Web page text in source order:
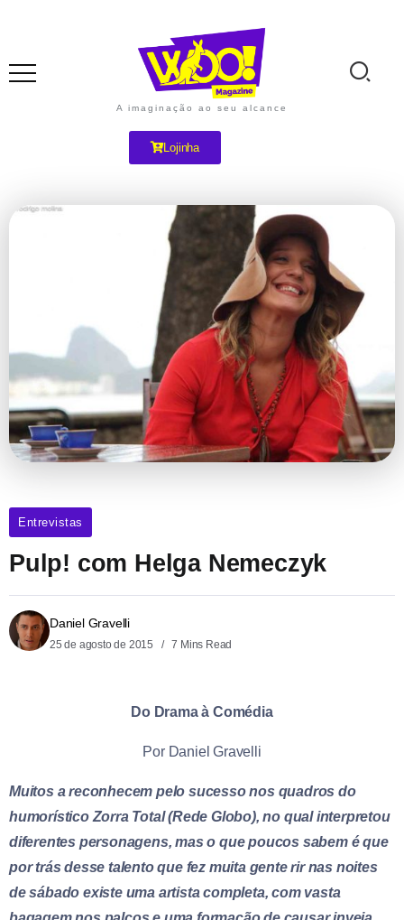
A imaginação ao seu alcance
Lojinha
Entrevistas
Pulp! com Helga Nemeczyk
Daniel Gravelli
25 de agosto de 2015 7 Mins Read
Do Drama à Comédia
Por Daniel Gravelli
Muitos a reconhecem pelo sucesso nos quadros do
humorístico Zorra Total (Rede Globo), no qual interpretou
diferentes personagens, mas o que poucos sabem é que
por trás desse talento que fez muita gente rir nas noites
de sábado existe uma artista completa, com vasta